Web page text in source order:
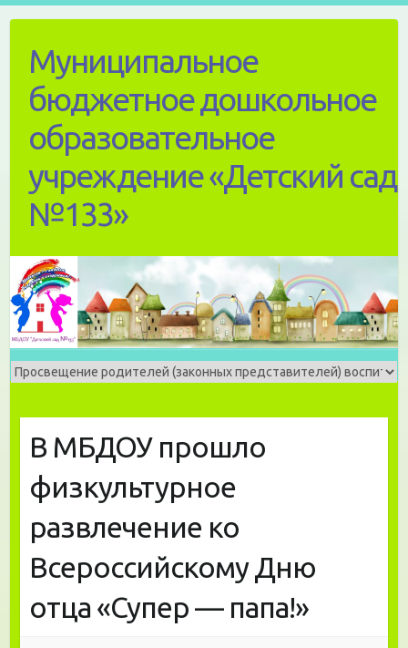
contentМуниципальное
бюджетное дошкольное
образовательное
учреждение «Детский сад
№133»
В МБДОУ прошло
физкультурное
развлечение ко
Всероссийскому Дню
отца «Супер — папа!»